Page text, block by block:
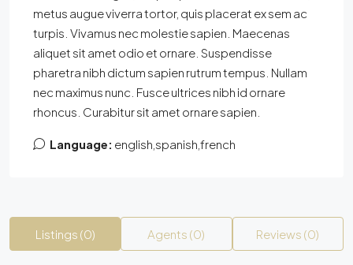
metus augue viverra tortor, quis placerat ex sem ac
turpis. Vivamus nec molestie sapien. Maecenas
aliquet sit amet odio et ornare. Suspendisse
pharetra nibh dictum sapien rutrum tempus. Nullam
nec maximus nunc. Fusce ultrices nibh id ornare
rhoncus. Curabitur sit amet ornare sapien.
Language: english,spanish,french
Listings (0) Agents (0) Reviews (0)